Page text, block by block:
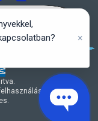
a Libra
×